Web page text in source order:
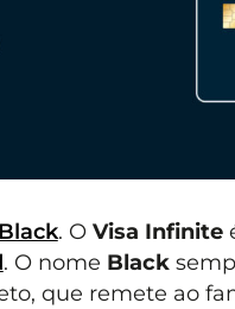
Black. O Visa Infinite
. O nome Black
que remete ao